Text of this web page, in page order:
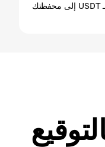
اسحب مكافآت التوقيع المساحي لـ USDT إلى محفظتك